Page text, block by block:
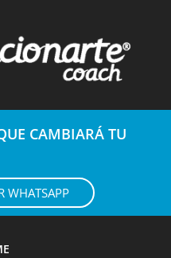
CAMBIARÁ TU
WHATSAPP